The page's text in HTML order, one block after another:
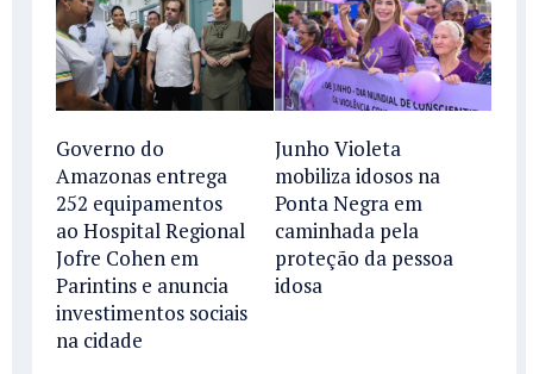
Governo do
Amazonas entrega
252 equipamentos
ao Hospital Regional
Jofre Cohen em
Parintins e anuncia
investimentos sociais
na cidade
Junho Violeta
mobiliza idosos na
Ponta Negra em
caminhada pela
proteção da pessoa
idosa